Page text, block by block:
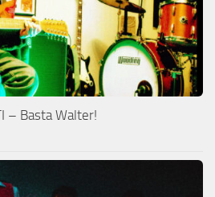
– Basta Walter!